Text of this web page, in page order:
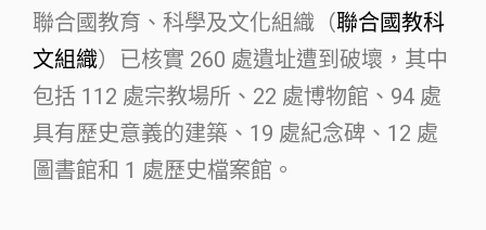
聯合國教育、科學及文化組織（聯合國教科
文組織）已核實 260 處遺址遭到破壞，其中
包括 112 處宗教場所、22 處博物館、94 處
具有歷史意義的建築、19 處紀念碑、12 處
圖書館和 1 處歷史檔案館。